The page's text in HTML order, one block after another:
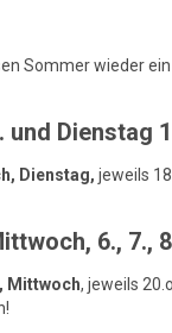
Sommer wieder
und Dienstag
Dienstag, jeweils
6., 7.,
Mittwoch, jeweils